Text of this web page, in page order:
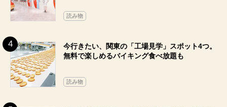
読み物
今行きたい、関東の「工場見学」スポット4つ。
無料で楽しめるバイキング食べ放題も
読み物